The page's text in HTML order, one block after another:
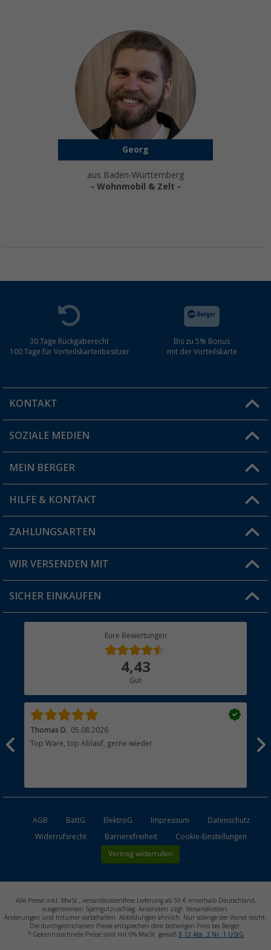
Georg
aus Baden-Württemberg
- Wohnmobil & Zelt -
30 Tage Rückgaberecht
100 Tage für Vorteilskartenbesitzer
Bis zu 5% Bonus
mit der Vorteilskarte
KONTAKT
Du hast eine Frage?
Filiale finden
SOZIALE MEDIEN
MEIN BERGER
Vorteilskarte
Blog
Jobs & Karriere
HILFE & KONTAKT
FAQ & Kontakt
Versandinformationen
Rücksendung
ZAHLUNGSARTEN
WIR VERSENDEN MIT
SICHER EINKAUFEN
Eure Bewertungen
4,43
Gut
Thomas D. 05.08.2026
Top Ware, top Ablauf, gerne wieder
AGB BattG ElektroG Impressum
Datenschutz
Widerrufsrecht
Barrierefreiheit Cookie-Einstellungen
Vertrag widerrufen
Alle Preise inkl. MwSt., versandkostenfreie Lieferung ab 50 € innerhalb Deutschland,
ausgenommen Sperrgutzuschlag. Ansonsten zzgl. Versandkosten.
Änderungen und Irrtümer vorbehalten. Abbildungen ähnlich. Nur solange der Vorrat reicht.
Die durchgestrichenen Preise entsprechen dem bisherigen Preis bei Berger.
1) Gekennzeichnete Preise sind mit 0% MwSt. gemäß § 12 Abs. 3 Nr. 1 UStG